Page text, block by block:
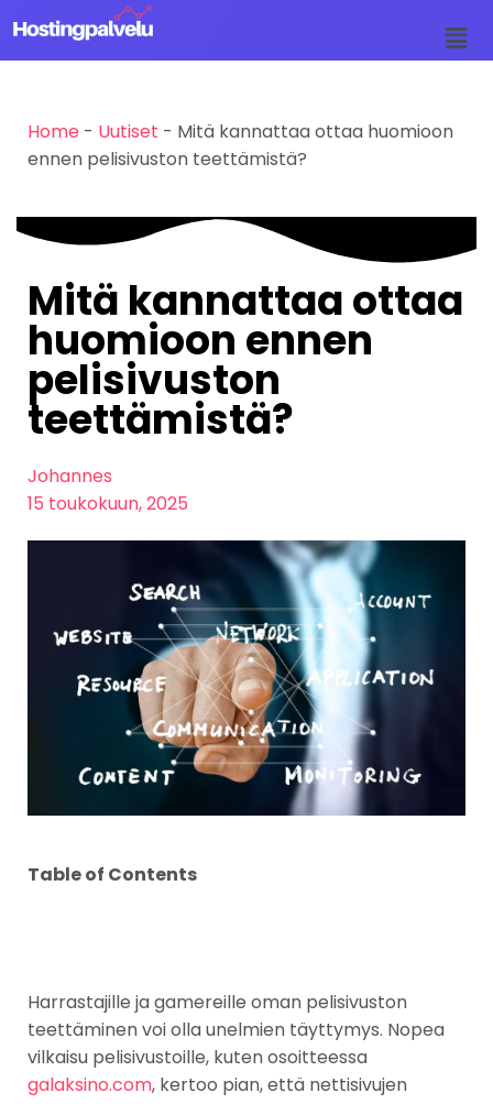
Siirry
Home - Uutiset - Mitä kannattaa ottaa huomioon
ennen pelisivuston teettämistä?
Mitä kannattaa ottaa
huomioon ennen
pelisivuston
teettämistä?
Johannes
15 toukokuun, 2025
Table of Contents
Harrastajille ja gamereille oman pelisivuston
teettäminen voi olla unelmien täyttymys. Nopea
vilkaisu pelisivustoille, kuten osoitteessa
galaksino.com, kertoo pian, että nettisivujen